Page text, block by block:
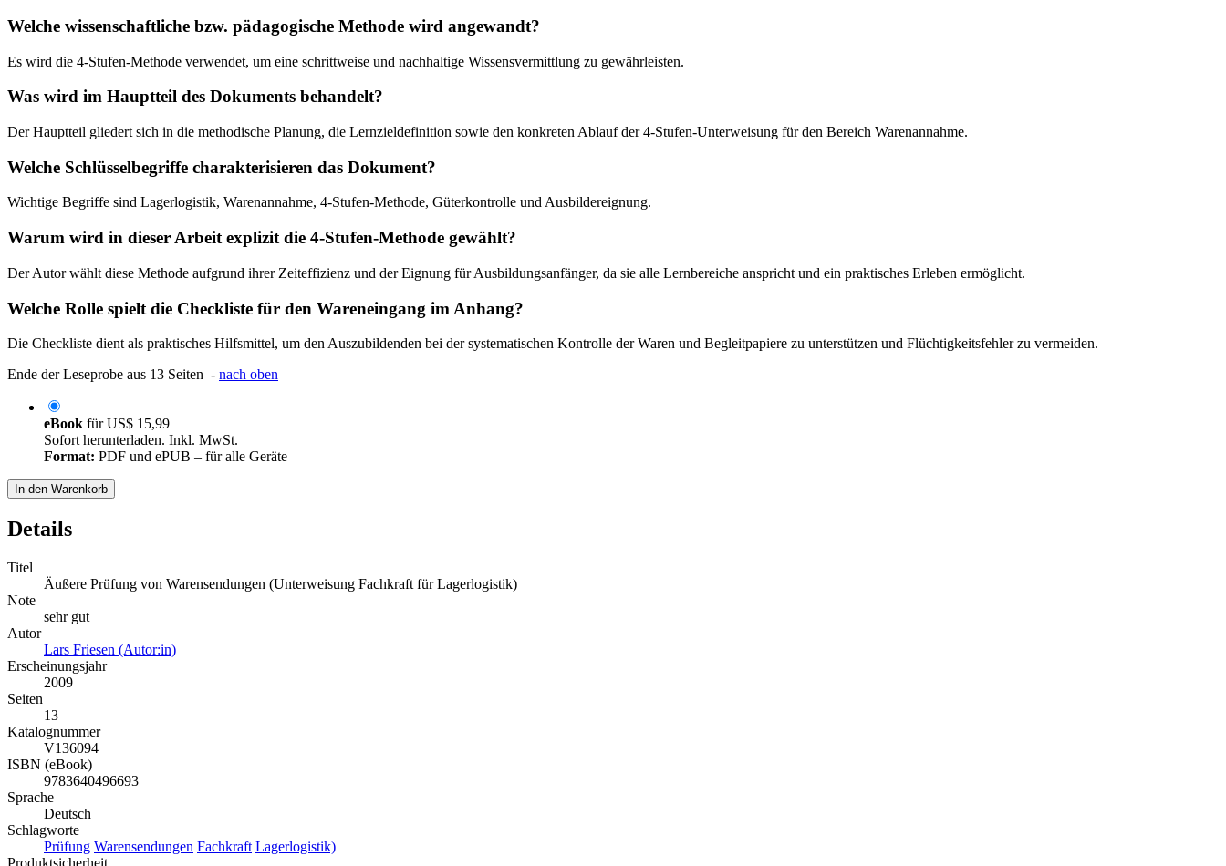
Welche wissenschaftliche bzw. pädagogische Methode wird angewandt?
Es wird die 4-Stufen-Methode verwendet, um eine schrittweise und nachhaltige Wissensvermittlung zu gewährleisten.
Was wird im Hauptteil des Dokuments behandelt?
Der Hauptteil gliedert sich in die methodische Planung, die Lernzieldefinition sowie den konkreten Ablauf der 4-Stufen-Unterweisung für den Bereich Warenannahme.
Welche Schlüsselbegriffe charakterisieren das Dokument?
Wichtige Begriffe sind Lagerlogistik, Warenannahme, 4-Stufen-Methode, Güterkontrolle und Ausbildereignung.
Warum wird in dieser Arbeit explizit die 4-Stufen-Methode gewählt?
Der Autor wählt diese Methode aufgrund ihrer Zeiteffizienz und der Eignung für Ausbildungsanfänger, da sie alle Lernbereiche anspricht und ein praktisches Erleben ermöglicht.
Welche Rolle spielt die Checkliste für den Wareneingang im Anhang?
Die Checkliste dient als praktisches Hilfsmittel, um den Auszubildenden bei der systematischen Kontrolle der Waren und Begleitpapiere zu unterstützen und Flüchtigkeitsfehler zu vermeiden.
Ende der Leseprobe aus 13 Seiten - nach oben
eBook fürUS$ 15,99
Sofort herunterladen. Inkl. MwSt.
Format: PDF und ePUB – für alle Geräte
In den Warenkorb
Details
Titel
Äußere Prüfung von Warensendungen (Unterweisung Fachkraft für Lagerlogistik)
Note
sehr gut
Autor
Lars Friesen (Autor:in)
Erscheinungsjahr
2009
Seiten
13
Katalognummer
V136094
ISBN (eBook)
9783640496693
Sprache
Deutsch
Schlagworte
Prüfung Warensendungen Fachkraft Lagerlogistik)